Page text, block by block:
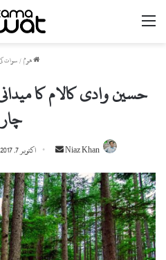
ھوم / سوات
حسین وادی کالام کا
چار
Niaz Khan
n
d
a
n
e
اکتوبر 7, 2017